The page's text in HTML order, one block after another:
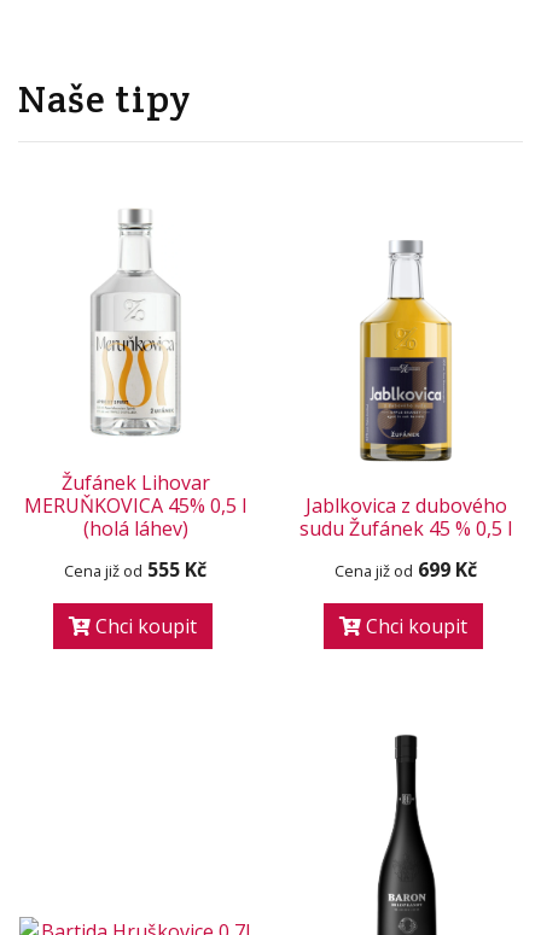
Naše tipy
Žufánek Lihovar
MERUŇKOVICA 45% 0,5 l
(holá láhev)
Cena již od 555 Kč
Chci koupit
Jablkovica z dubového
sudu Žufánek 45 % 0,5 l
Cena již od 699 Kč
Chci koupit